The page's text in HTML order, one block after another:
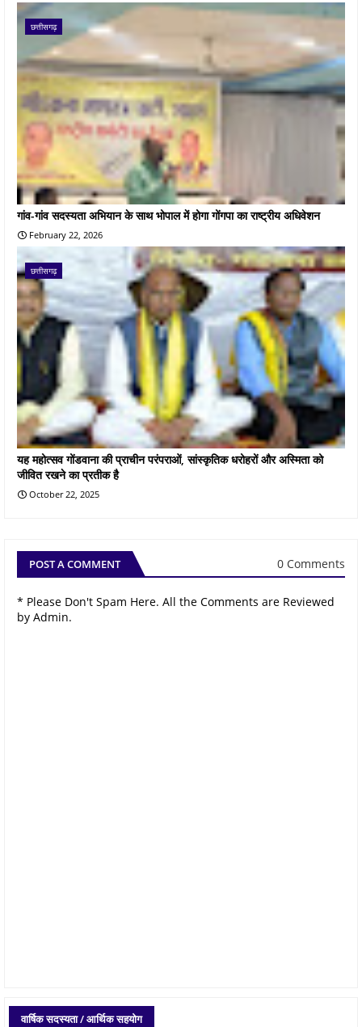
छत्तीसगढ़
गांव-गांव सदस्यता अभियान के साथ भोपाल में होगा गोंगपा का राष्ट्रीय अधिवेशन
February 22, 2026
छत्तीसगढ़
यह महोत्सव गोंडवाना की प्राचीन परंपराओं, सांस्कृतिक धरोहरों और अस्मिता को
जीवित रखने का प्रतीक है
October 22, 2025
POST A COMMENT 0 Comments
* Please Don't Spam Here. All the Comments are Reviewed
by Admin.
वार्षिक सदस्यता / आर्थिक सहयोग